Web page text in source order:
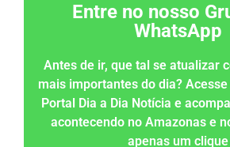
Entre no nosso
WhatsApp
Antes de ir, que tal se atualizar
mais importantes do dia?
Portal Dia a Dia Notícia e
acontecendo no Amazonas e
apenas um clique